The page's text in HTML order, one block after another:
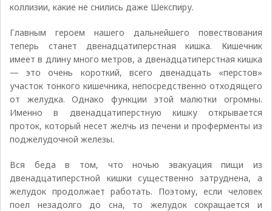
коллизии, какие не снились даже Шекспиру.
Главным героем нашего дальнейшего повествования
теперь станет двенадцатиперстная кишка. Кишечник
имеет в длину много метров, а двенадцатиперстная кишка
— это очень короткий, всего двенадцать «перстов»
участок тонкого кишечника, непосредственно отходящего
от желудка. Однако функции этой малютки огромны.
Именно в двенадцатиперстную кишку открывается
проток, который несет желчь из печени и проферменты из
поджелудочной железы.
Вся беда в том, что ночью эвакуация пищи из
двенадцатиперстной кишки существенно затруднена, а
желудок продолжает работать. Поэтому, если человек
поел незадолго до сна, то желудок сокращается и